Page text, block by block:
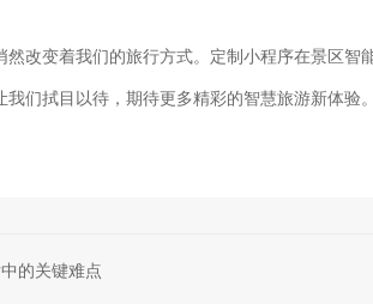
然改变着我们的旅行方式。定制小程序在景区
们拭目以待，期待更多精彩的智慧旅游新体验。
的关键难点